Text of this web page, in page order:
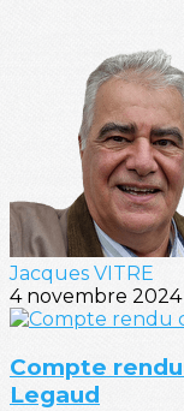
Jacques VITRE
4 novembre 2024
Compte
Legaud